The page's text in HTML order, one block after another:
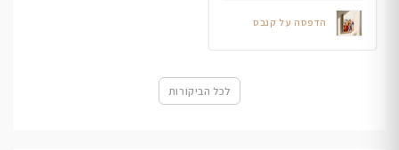
הדפסה על קנבס
לכל הביקורות